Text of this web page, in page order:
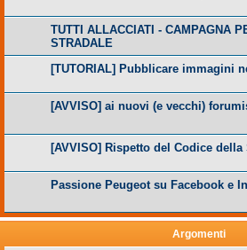
TUTTI ALLACCIATI - CAMPAGNA
STRADALE
[TUTORIAL] Pubblicare immagini
[AVVISO] ai nuovi (e vecchi)
[AVVISO] Rispetto del Codice della
Passione Peugeot su Facebook e
Argomenti